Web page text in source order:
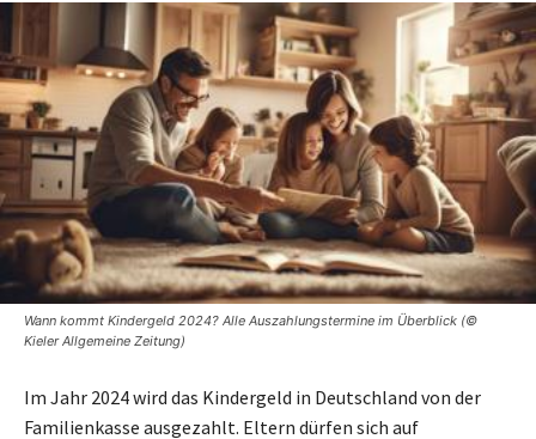
Wann kommt Kindergeld 2024? Alle Auszahlungstermine im Überblick (©
Kieler Allgemeine Zeitung)
Im Jahr 2024 wird das Kindergeld in Deutschland von der
Familienkasse ausgezahlt. Eltern dürfen sich auf